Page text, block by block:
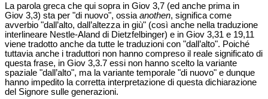
La parola greca che qui sopra in Giov 3,7 (ed anche prima in
Giov 3,3) sta per "di nuovo", ossia anothen, significa come
avverbio "dall’alto, dall’altezza in giù" (così anche nella traduzione
interlineare Nestle-Aland di Dietzfelbinger) e in Giov 3,31 e 19,11
viene tradotto anche da tutte le traduzioni con "dall’alto". Poiché
tuttavia anche i traduttori non hanno compreso il reale significato di
questa frase, in Giov 3,3.7 essi non hanno scelto la variante
spaziale "dall’alto", ma la variante temporale "di nuovo" e dunque
hanno impedito la corretta interpretazione di questa dichiarazione
del Signore sulle generazioni.